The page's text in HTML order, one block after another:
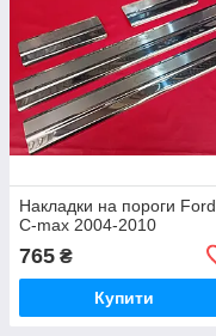
Накладки на пороги Ford
C-max 2004-2010
765 ₴
Купити